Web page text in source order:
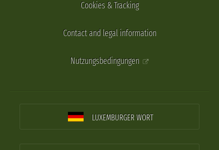
Cookies & Tracking
Contact and legal information
Nutzungsbedingungen
LUXEMBURGER WORT